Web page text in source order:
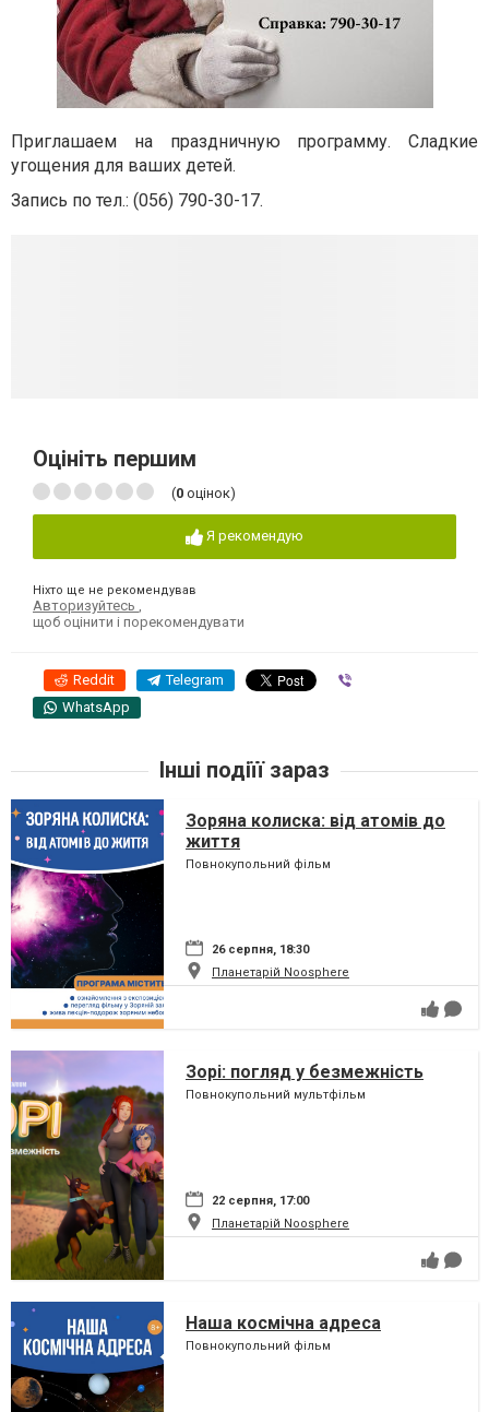
Приглашаем на праздничную программу. Сладкие
угощения для ваших детей.
Запись по тел.: (056) 790-30-17.
Оцініть першим
(0 оцінок)
Я рекомендую
Ніхто ще не рекомендував
Авторизуйтесь
щоб оцінити і порекомендувати
Reddit Telegram
WhatsApp
Інші подіїї зараз
Зоряна колиска: від атомів до
життя
Повнокупольний фільм
26 серпня, 18:30
Планетарій Noosphere
Зорі: погляд у безмежність
Повнокупольний мультфільм
22 серпня, 17:00
Планетарій Noosphere
Наша космічна адреса
Повнокупольний фільм